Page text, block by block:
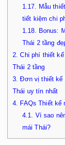
1.17. Mẫu
tiết kiệm chi
1.18. Bonus:
Thái 2 tầng
2. Chi phí thiết
Thái 2 tầng
3. Đơn vị thiết kế
Thái uy tín nhất
4. FAQs Thiết kế
4.1. Vì sao
mái Thái?